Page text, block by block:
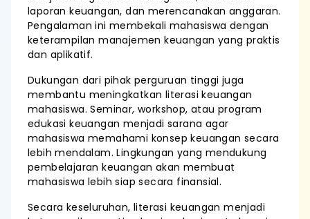
laporan keuangan, dan merencanakan anggaran.
Pengalaman ini membekali mahasiswa dengan
keterampilan manajemen keuangan yang praktis
dan aplikatif.
Dukungan dari pihak perguruan tinggi juga
membantu meningkatkan literasi keuangan
mahasiswa. Seminar, workshop, atau program
edukasi keuangan menjadi sarana agar
mahasiswa memahami konsep keuangan secara
lebih mendalam. Lingkungan yang mendukung
pembelajaran keuangan akan membuat
mahasiswa lebih siap secara finansial.
Secara keseluruhan, literasi keuangan menjadi